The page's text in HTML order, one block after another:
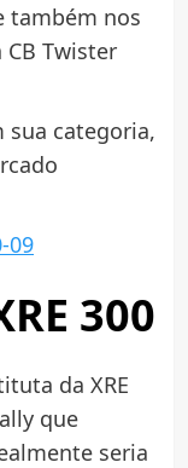
também nos
Twister
sua categoria,
300
da XRE
que
seria